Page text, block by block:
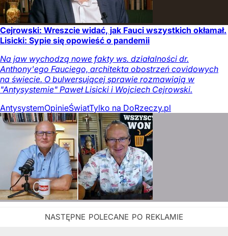
Cejrowski: Wreszcie widać, jak Fauci wszystkich okłamał.
Lisicki: Sypie się opowieść o pandemii
Na jaw wychodzą nowe fakty ws. działalności dr.
Anthony'ego Fauciego, architekta obostrzeń covidowych
na świecie. O bulwersującej sprawie rozmawiają w
"Antysystemie" Paweł Lisicki i Wojciech Cejrowski.
AntysystemOpinieŚwiatTylko na DoRzeczy.pl